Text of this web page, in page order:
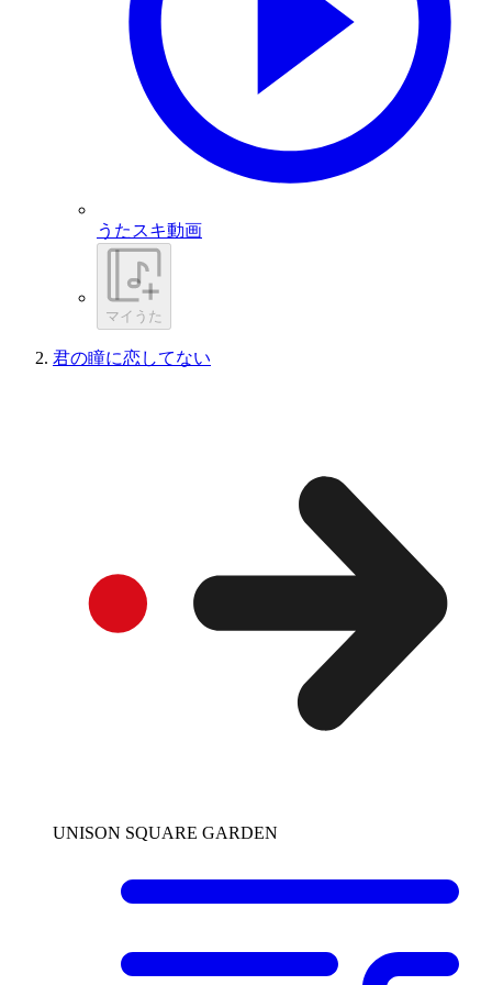
うたスキ動画
マイうた
君の瞳に恋してない
UNISON SQUARE GARDEN